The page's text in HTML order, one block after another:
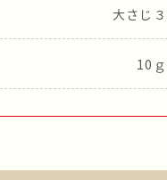
大さじ３
10ｇ